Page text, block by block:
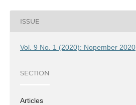
ISSUE
Vol. 9 No. 1 (2020): Nopember 2020
SECTION
Articles